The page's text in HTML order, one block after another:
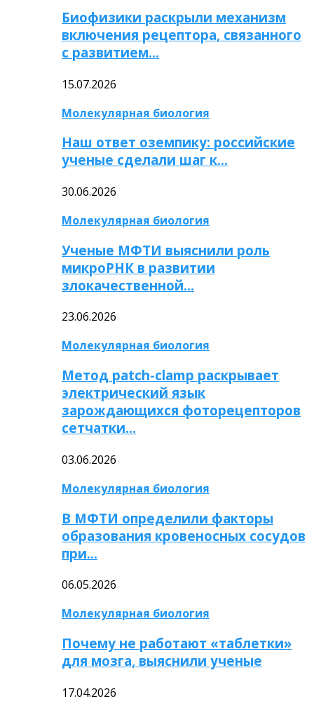
Биофизики раскрыли механизм
включения рецептора, связанного
с развитием…
15.07.2026
Молекулярная биология
Наш ответ оземпику: российские
ученые сделали шаг к…
30.06.2026
Молекулярная биология
Ученые МФТИ выяснили роль
микроРНК в развитии
злокачественной…
23.06.2026
Молекулярная биология
Метод patch-clamp раскрывает
электрический язык
зарождающихся фоторецепторов
сетчатки…
03.06.2026
Молекулярная биология
В МФТИ определили факторы
образования кровеносных сосудов
при…
06.05.2026
Молекулярная биология
Почему не работают «таблетки»
для мозга, выяснили ученые
17.04.2026